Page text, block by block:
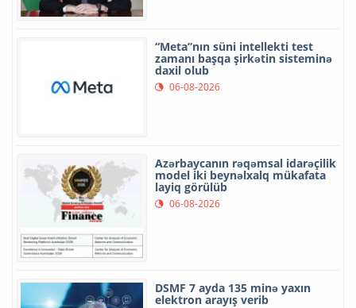
“Meta”nın süni intellekti test
zamanı başqa şirkətin sisteminə
daxil olub
06-08-2026
Azərbaycanın rəqəmsal idarəçilik
model iki beynəlxalq mükafata
layiq görülüb
06-08-2026
DSMF 7 ayda 135 minə yaxın
elektron arayış verib